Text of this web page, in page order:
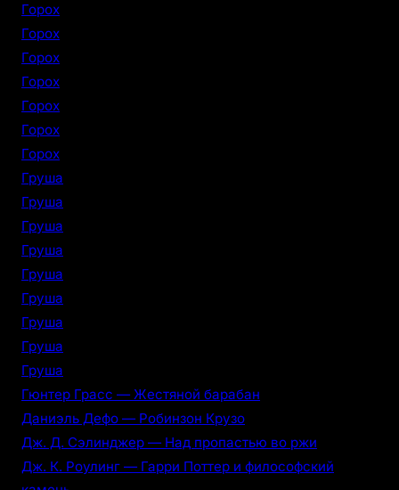
Горох
Горох
Горох
Горох
Горох
Горох
Горох
Груша
Груша
Груша
Груша
Груша
Груша
Груша
Груша
Груша
Гюнтер Грасс — Жестяной барабан
Даниэль Дефо — Робинзон Крузо
Дж. Д. Сэлинджер — Над пропастью во ржи
Дж. К. Роулинг — Гарри Поттер и философский